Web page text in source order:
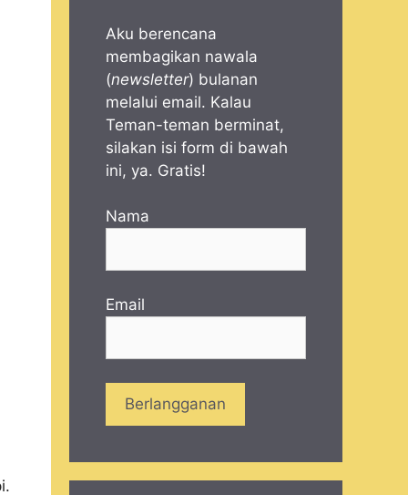
Aku berencana
membagikan nawala
(newsletter) bulanan
melalui email. Kalau
Teman-teman berminat,
silakan isi form di bawah
ini, ya. Gratis!
Nama
Email